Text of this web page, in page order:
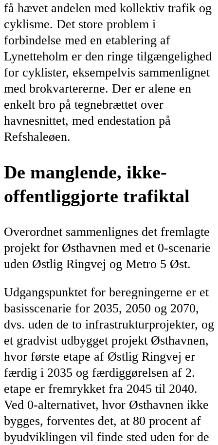
få hævet andelen med kollektiv trafik og
cyklisme. Det store problem i
forbindelse med en etablering af
Lynetteholm er den ringe tilgængelighed
for cyklister, eksempelvis sammenlignet
med brokvartererne. Der er alene en
enkelt bro på tegnebrættet over
havnesnittet, med endestation på
Refshaleøen.
De manglende, ikke-
offentliggjorte trafiktal
Overordnet sammenlignes det fremlagte
projekt for Østhavnen med et 0-scenarie
uden Østlig Ringvej og Metro 5 Øst.
Udgangspunktet for beregningerne er et
basisscenarie for 2035, 2050 og 2070,
dvs. uden de to infrastrukturprojekter, og
et gradvist udbygget projekt Østhavnen,
hvor første etape af Østlig Ringvej er
færdig i 2035 og færdiggørelsen af 2.
etape er fremrykket fra 2045 til 2040.
Ved 0-alternativet, hvor Østhavnen ikke
bygges, forventes det, at 80 procent af
byudviklingen vil finde sted uden for de